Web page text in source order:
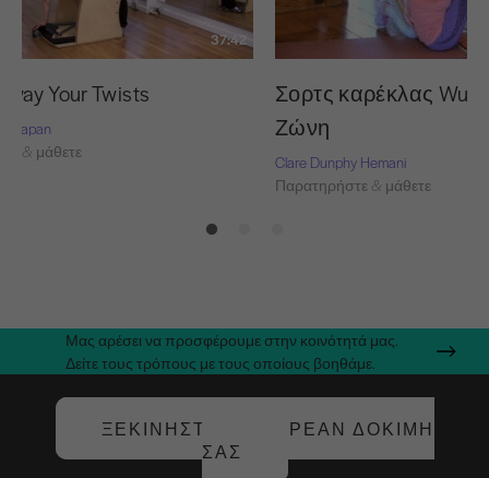
37:42
Your Twists
Capan
& μάθετε
Σορτς καρέκλας
Ζώνη
Clare Dunphy Hemani
Παρατηρήστε & μάθετε
Μας αρέσει να προσφέρουμε στην κοινότητά μας.
Δείτε τους τρόπους με τους οποίους βοηθάμε.
ΞΕΚΙΝΉΣΤΕ ΤΗ ΔΩΡΕΆΝ ΔΟΚΙΜΉ
ΣΑΣ